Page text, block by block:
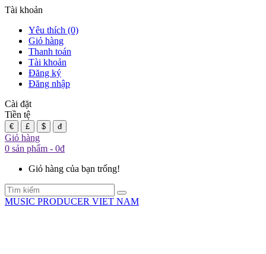
Tài khoản
Yêu thích (0)
Giỏ hàng
Thanh toán
Tài khoản
Đăng ký
Đăng nhập
Cài đặt
Tiền tệ
€ £ $ đ
Giỏ hàng
0 sản phẩm - 0đ
Giỏ hàng của bạn trống!
MUSIC PRODUCER VIET NAM